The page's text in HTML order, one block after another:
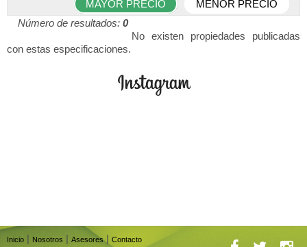
MENOR PRECIO
MAYOR PRECIO
Número de resultados: 0
No existen propiedades publicadas
con estas especificaciones.
Inicio | Nosotros | Asesores| Contacto